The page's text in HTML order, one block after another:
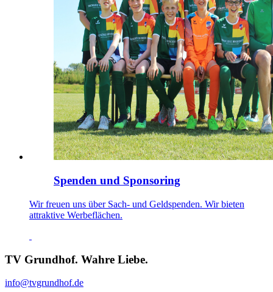
Spenden und Sponsoring
Wir freuen uns über Sach- und Geldspenden. Wir bieten
attraktive Werbeflächen.
TV Grundhof. Wahre Liebe.
info@tvgrundhof.de